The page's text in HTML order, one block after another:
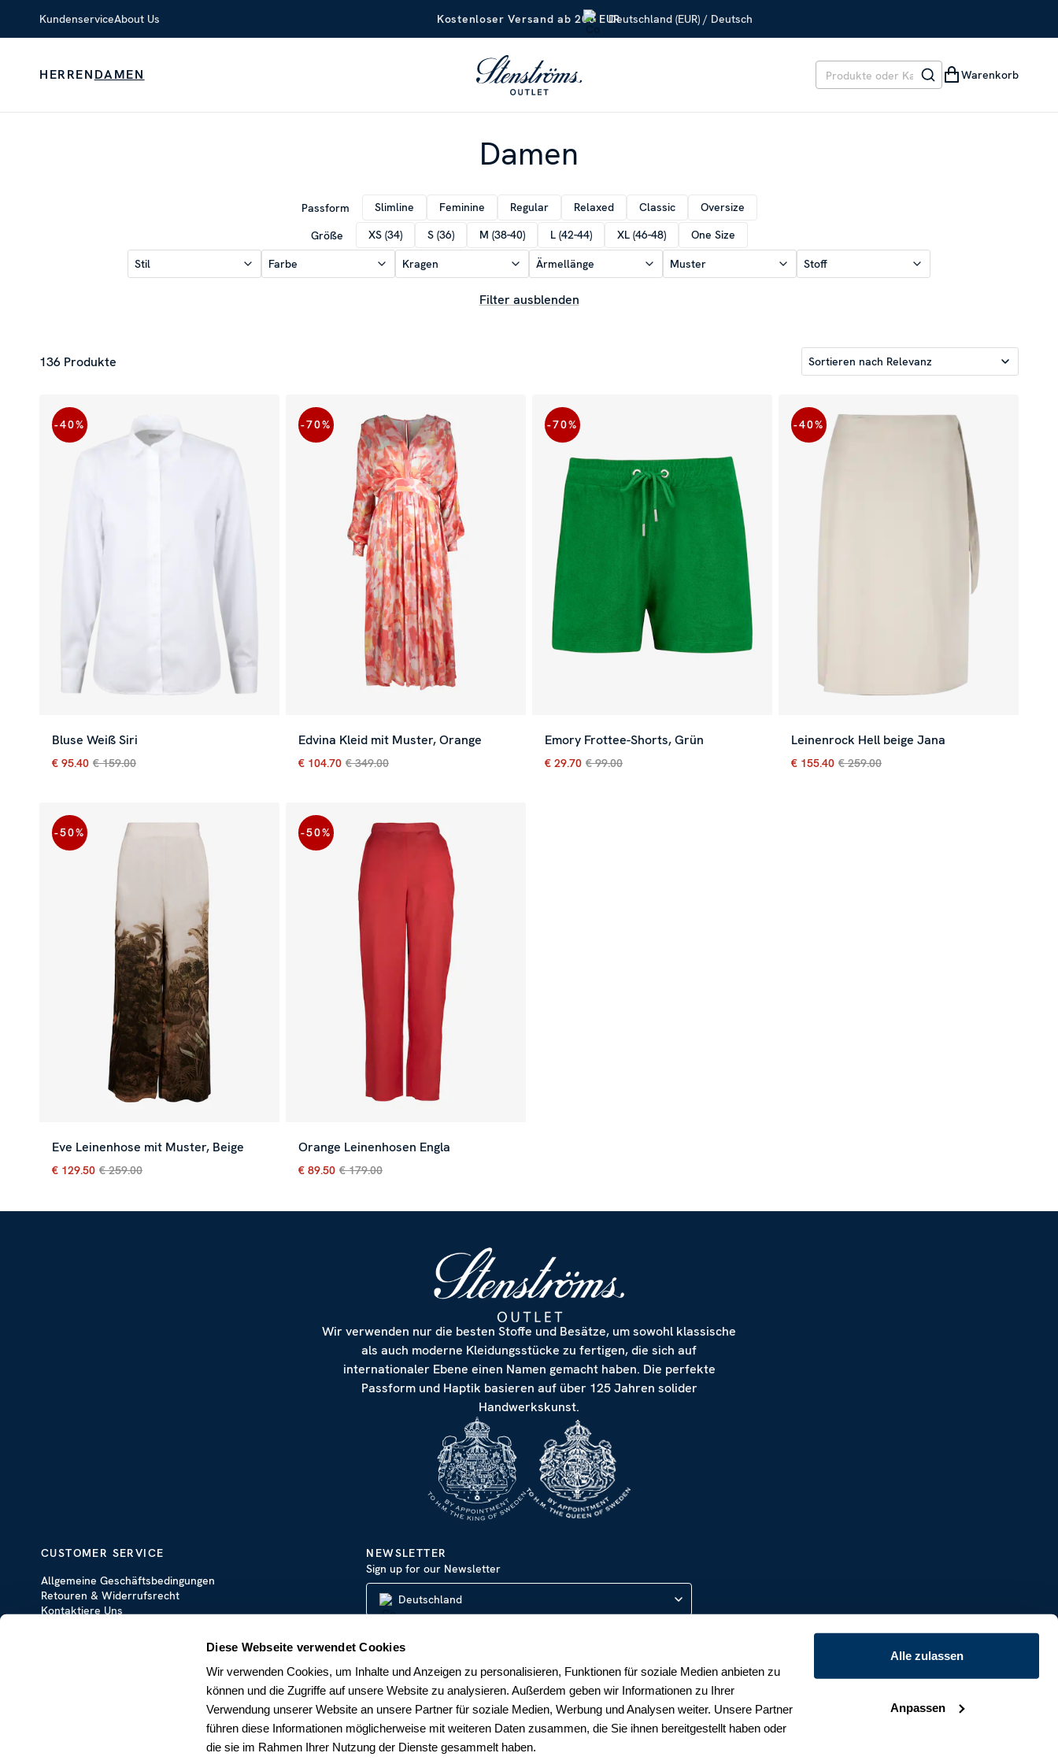
Diese Webseite verwendet Cookies
Wir verwenden Cookies, um Inhalte und Anzeigen zu personalisieren, Funktionen für soziale Medien anbieten zu
können und die Zugriffe auf unsere Website zu analysieren. Außerdem geben wir Informationen zu Ihrer
Verwendung unserer Website an unsere Partner für soziale Medien, Werbung und Analysen weiter. Unsere Partner
führen diese Informationen möglicherweise mit weiteren Daten zusammen, die Sie ihnen bereitgestellt haben oder
die sie im Rahmen Ihrer Nutzung der Dienste gesammelt haben.
Alle zulassen
Anpassen
KundenserviceAbout Us Kostenloser Versand ab 200 EURDeutschland (EUR) / Deutsch
HERRENDAMEN Warenkorb
Damen
Passform Slimline Feminine Regular Relaxed Classic
Oversize
Größe
XS (34) S (36) M (38-40) L (42-44) XL (46-48) One Size
Stil Farbe Kragen Ärmellänge Muster Stoff
Filter ausblenden
136 Produkte Sortieren nach Relevanz
-40%
Bluse Weiß Siri
Aktueller Preis
€ 159.00
€ 95.40 € 159.00
-70%
Edvina Kleid mit Muster, Orange
Aktueller Preis: € 349.00
€ 104.70 € 349.00
-70%
Emory Frottee-Shorts, Grün
Aktueller Preis
€ 99.00
€ 29.70 € 99.00
-40%
Leinenrock Hell beige Jana
Aktueller Preis:
€ 155.40 € 259.00
-50%
Eve Leinenhose mit Muster, Beige
Aktueller Preis: € 259.00
€ 129.50 € 259.00
-50%
Orange Leinenhosen Engla
Aktueller Preis
€ 89.50 € 179.00
Wir verwenden nur die besten Stoffe und Besätze, um sowohl klassische
als auch moderne Kleidungsstücke zu fertigen, die sich auf
internationaler Ebene einen Namen gemacht haben. Die perfekte
Passform und Haptik basieren auf über 125 Jahren solider
Handwerkskunst.
CUSTOMER SERVICE
Allgemeine Geschäftsbedingungen
Retouren & Widerrufsrecht
Kontaktiere Uns
NEWSLETTER
Sign up for our Newsletter
Deutschland
ABONNIEREN
Datenschutzerklärung